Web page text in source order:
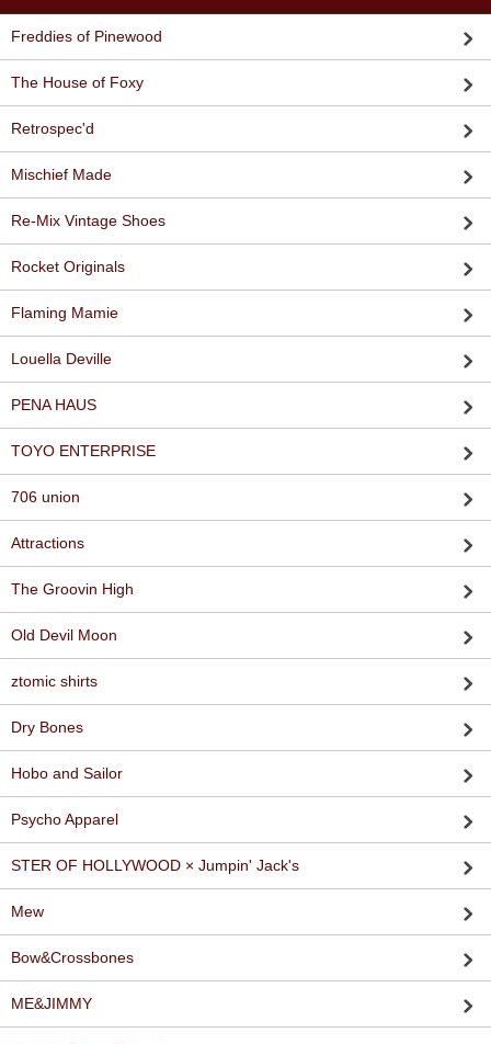
Freddies of Pinewood
The House of Foxy
Retrospec'd
Mischief Made
Re-Mix Vintage Shoes
Rocket Originals
Flaming Mamie
Louella Deville
PENA HAUS
TOYO ENTERPRISE
706 union
Attractions
The Groovin High
Old Devil Moon
ztomic shirts
Dry Bones
Hobo and Sailor
Psycho Apparel
STER OF HOLLYWOOD × Jumpin' Jack's
Mew
Bow&Crossbones
ME&JIMMY